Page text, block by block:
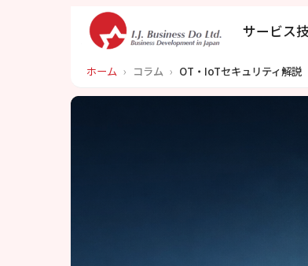
サービス
ホーム › コラム › OT・IoTセキュリティ解説